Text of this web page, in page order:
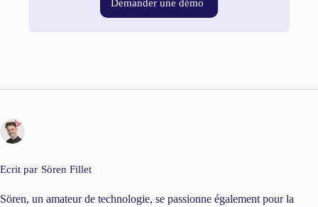
Demander une démo
Ecrit par Sören Fillet
Sören, un amateur de technologie, se passionne également pour la